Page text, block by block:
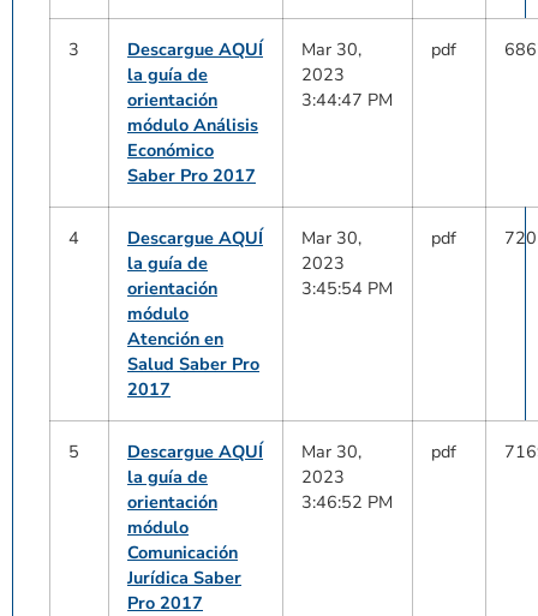
3
Descargue AQUÍ
la guía de
orientación
módulo Análisis
Económico
Saber Pro 2017
Mar 30,
2023
3:44:47 PM
pdf
4
Descargue AQUÍ
la guía de
orientación
módulo
Atención en
Salud Saber Pro
2017
Mar 30,
2023
3:45:54 PM
pdf
5
Descargue AQUÍ
la guía de
orientación
módulo
Comunicación
Jurídica Saber
Pro 2017
Mar 30,
2023
3:46:52 PM
pdf